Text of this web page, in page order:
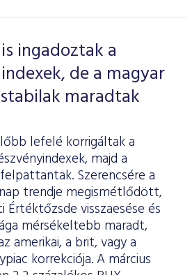
ingadoztak a
de a magyar
maradtak
lefelé korrigáltak a
majd a
Szerencsére a
trendje megismétlődött,
Értéktőzsde visszaesése és
mérsékeltebb maradt,
amerikai, a brit, vagy a
korrekciója. A március